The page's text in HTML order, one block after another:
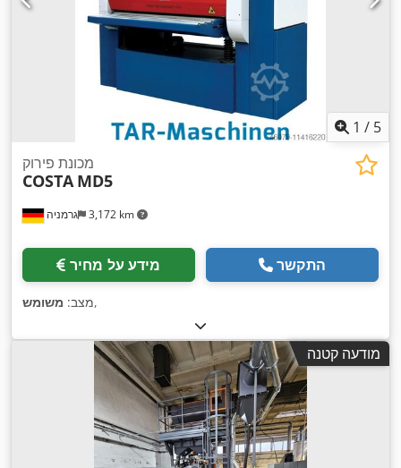
1 / 5
גרמניה 3,172 km
מכונת פירוק
COSTA MD5
מידע על מחיר התקשר
מצב: משומש ,
מודעה קטנה